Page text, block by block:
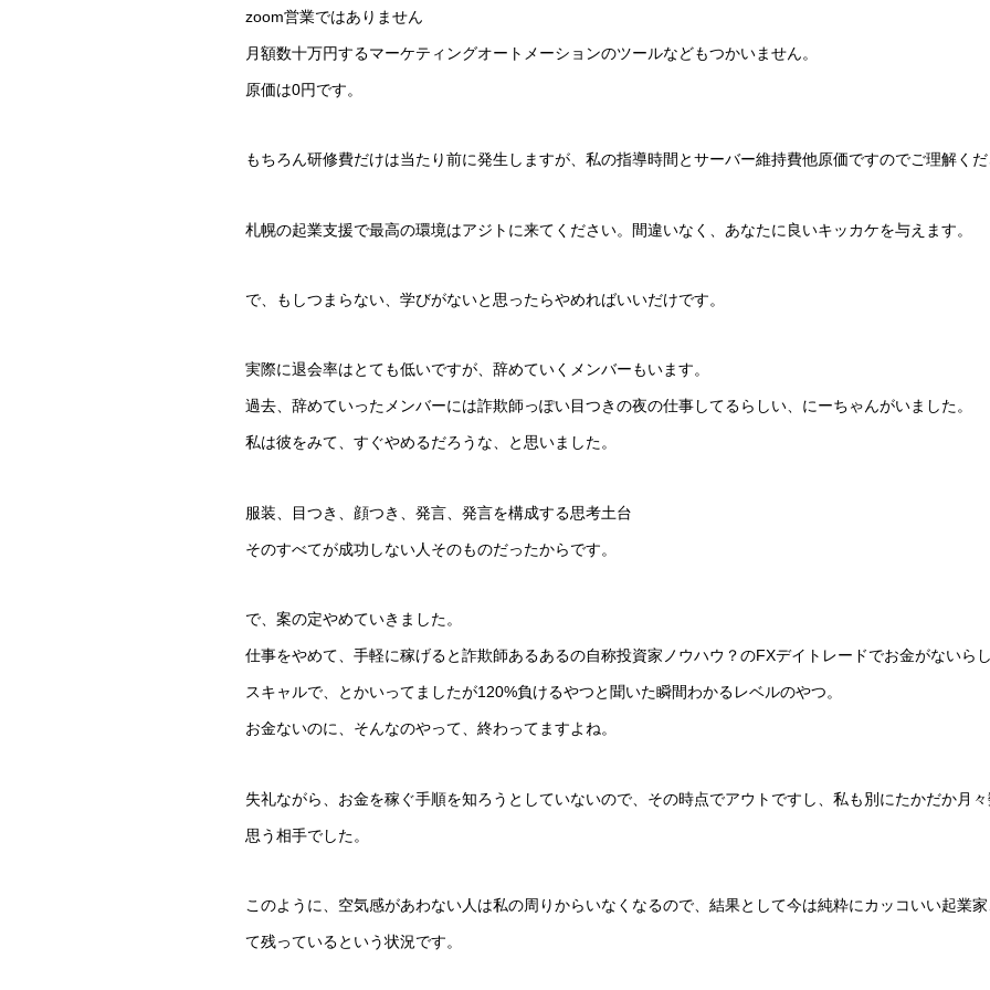
zoom営業ではありません
月額数十万円するマーケティングオートメーションのツールなどもつかいません。
原価は0円です。
もちろん研修費だけは当たり前に発生しますが、私の指導時間とサーバー維持費他原価ですのでご理解く
札幌の起業支援で最高の環境はアジトに来てください。間違いなく、あなたに良いキッカケを与えます。
で、もしつまらない、学びがないと思ったらやめればいいだけです。
実際に退会率はとても低いですが、辞めていくメンバーもいます。
過去、辞めていったメンバーには詐欺師っぽい目つきの夜の仕事してるらしい、にーちゃんがいました。
私は彼をみて、すぐやめるだろうな、と思いました。
服装、目つき、顔つき、発言、発言を構成する思考土台
そのすべてが成功しない人そのものだったからです。
で、案の定やめていきました。
仕事をやめて、手軽に稼げると詐欺師あるあるの自称投資家ノウハウ？のFXデイトレードでお金がないら
スキャルで、とかいってましたが120%負けるやつと聞いた瞬間わかるレベルのやつ。
お金ないのに、そんなのやって、終わってますよね。
失礼ながら、お金を稼ぐ手順を知ろうとしていないので、その時点でアウトですし、私も別にたかだか月
思う相手でした。
このように、空気感があわない人は私の周りからいなくなるので、結果として今は純粋にカッコいい起業
て残っているという状況です。